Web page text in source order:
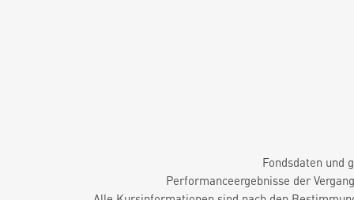
Fondsdaten und
Performanceergebnisse der